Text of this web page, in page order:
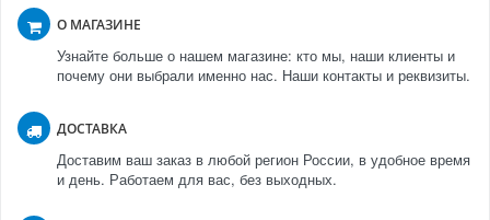
О МАГАЗИНЕ
Узнайте больше о нашем магазине: кто мы, наши клиенты и
почему они выбрали именно нас. Наши контакты и реквизиты.
ДОСТАВКА
Доставим ваш заказ в любой регион России, в удобное время
и день. Работаем для вас, без выходных.